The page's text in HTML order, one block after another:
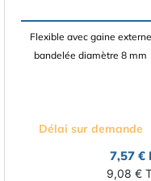
Flexible avec gaine externe
bandelée diamètre 8 mm
Délai sur demande
7,57 €
9,08 €